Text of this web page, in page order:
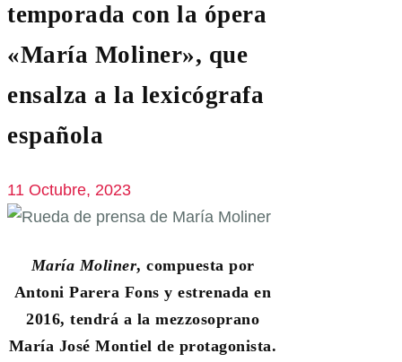
temporada con la ópera
«María Moliner», que
ensalza a la lexicógrafa
española
11 Octubre, 2023
María Moliner, compuesta por
Antoni Parera Fons y estrenada en
2016, tendrá a la mezzosoprano
María José Montiel de protagonista.